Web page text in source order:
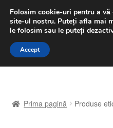
LIVRARE de la 33 lei
luni-vineri 9 a.m. - 4
Sari
Sari
A lua legatura
Prima pagină Produse
Folosim cookie-uri pentru a
site-ul nostru. Puteți afla mai
le folosim sau le puteți
Accept